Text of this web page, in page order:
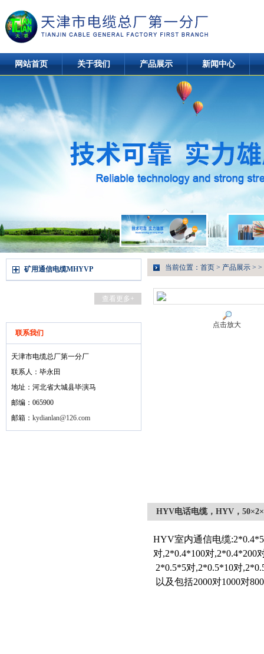
网站首页 关于我们 产品展示 新闻中心
矿用通信电缆MHYVP
查看更多+
联系我们
天津市电缆总厂第一分厂
联系人：毕永田
地址：河北省大城县毕演马
邮编：065900
邮箱： kydianlan@126.com
当前位置： 首页 > 产品展示 > >
点击放大
HYV电话电缆，HYV，
HYV室内通信电缆
对,2*0.4*100对,2*0.4*200
2*0.5*5对,2*0.5*10对
以及包括2000对1000对